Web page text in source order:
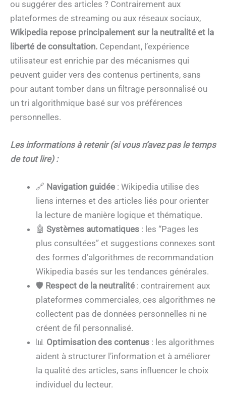
ou suggérer des articles ? Contrairement aux
plateformes de streaming ou aux réseaux sociaux,
Wikipedia repose principalement sur la neutralité et la
liberté de consultation. Cependant, l’expérience
utilisateur est enrichie par des mécanismes qui
peuvent guider vers des contenus pertinents, sans
pour autant tomber dans un filtrage personnalisé ou
un tri algorithmique basé sur vos préférences
personnelles.
Les informations à retenir (si vous n’avez pas le temps
de tout lire) :
🔗 Navigation guidée : Wikipedia utilise des
liens internes et des articles liés pour orienter
la lecture de manière logique et thématique.
🤖 Systèmes automatiques : les “Pages les
plus consultées” et suggestions connexes sont
des formes d’algorithmes de recommandation
Wikipedia basés sur les tendances générales.
🛡️ Respect de la neutralité : contrairement aux
plateformes commerciales, ces algorithmes ne
collectent pas de données personnelles ni ne
créent de fil personnalisé.
📊 Optimisation des contenus : les algorithmes
aident à structurer l’information et à améliorer
la qualité des articles, sans influencer le choix
individuel du lecteur.